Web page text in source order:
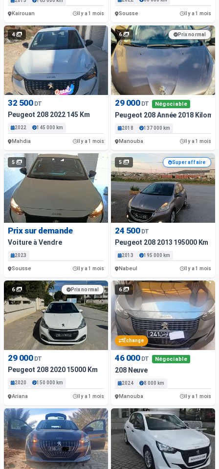
Kairouan Il y a 1 mois Sousse Il y a 1 mois
4
32 500 DT
Peugeot 208 2022 145 Km
2022 145 000 km
Mahdia Il y a 1 mois
6 Prix normal
29 000 DT Négociable
Peugeot 208 Année 2018
2018 137 000 km
Manouba Il y a 1 mois
5
Prix sur demande
Voiture à Vendre
2023
Sousse Il y a 1 mois
5 Super affaire
24 500 DT
Peugeot 208 2013 195000 Km
2013 195 000 km
Nabeul Il y a 1 mois
6 Prix normal
29 000 DT
Peugeot 208 2020 15000 Km
2020 150 000 km
Ariana Il y a 1 mois
6
Échange
46 000 DT Négociable
208 Neuve
2024 8 000 km
Manouba Il y a 1 mois